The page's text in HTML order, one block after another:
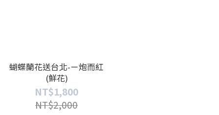
蝴蝶蘭花送台北-ㄧ炮而紅
(鮮花)
NT$1,800
NT$2,000